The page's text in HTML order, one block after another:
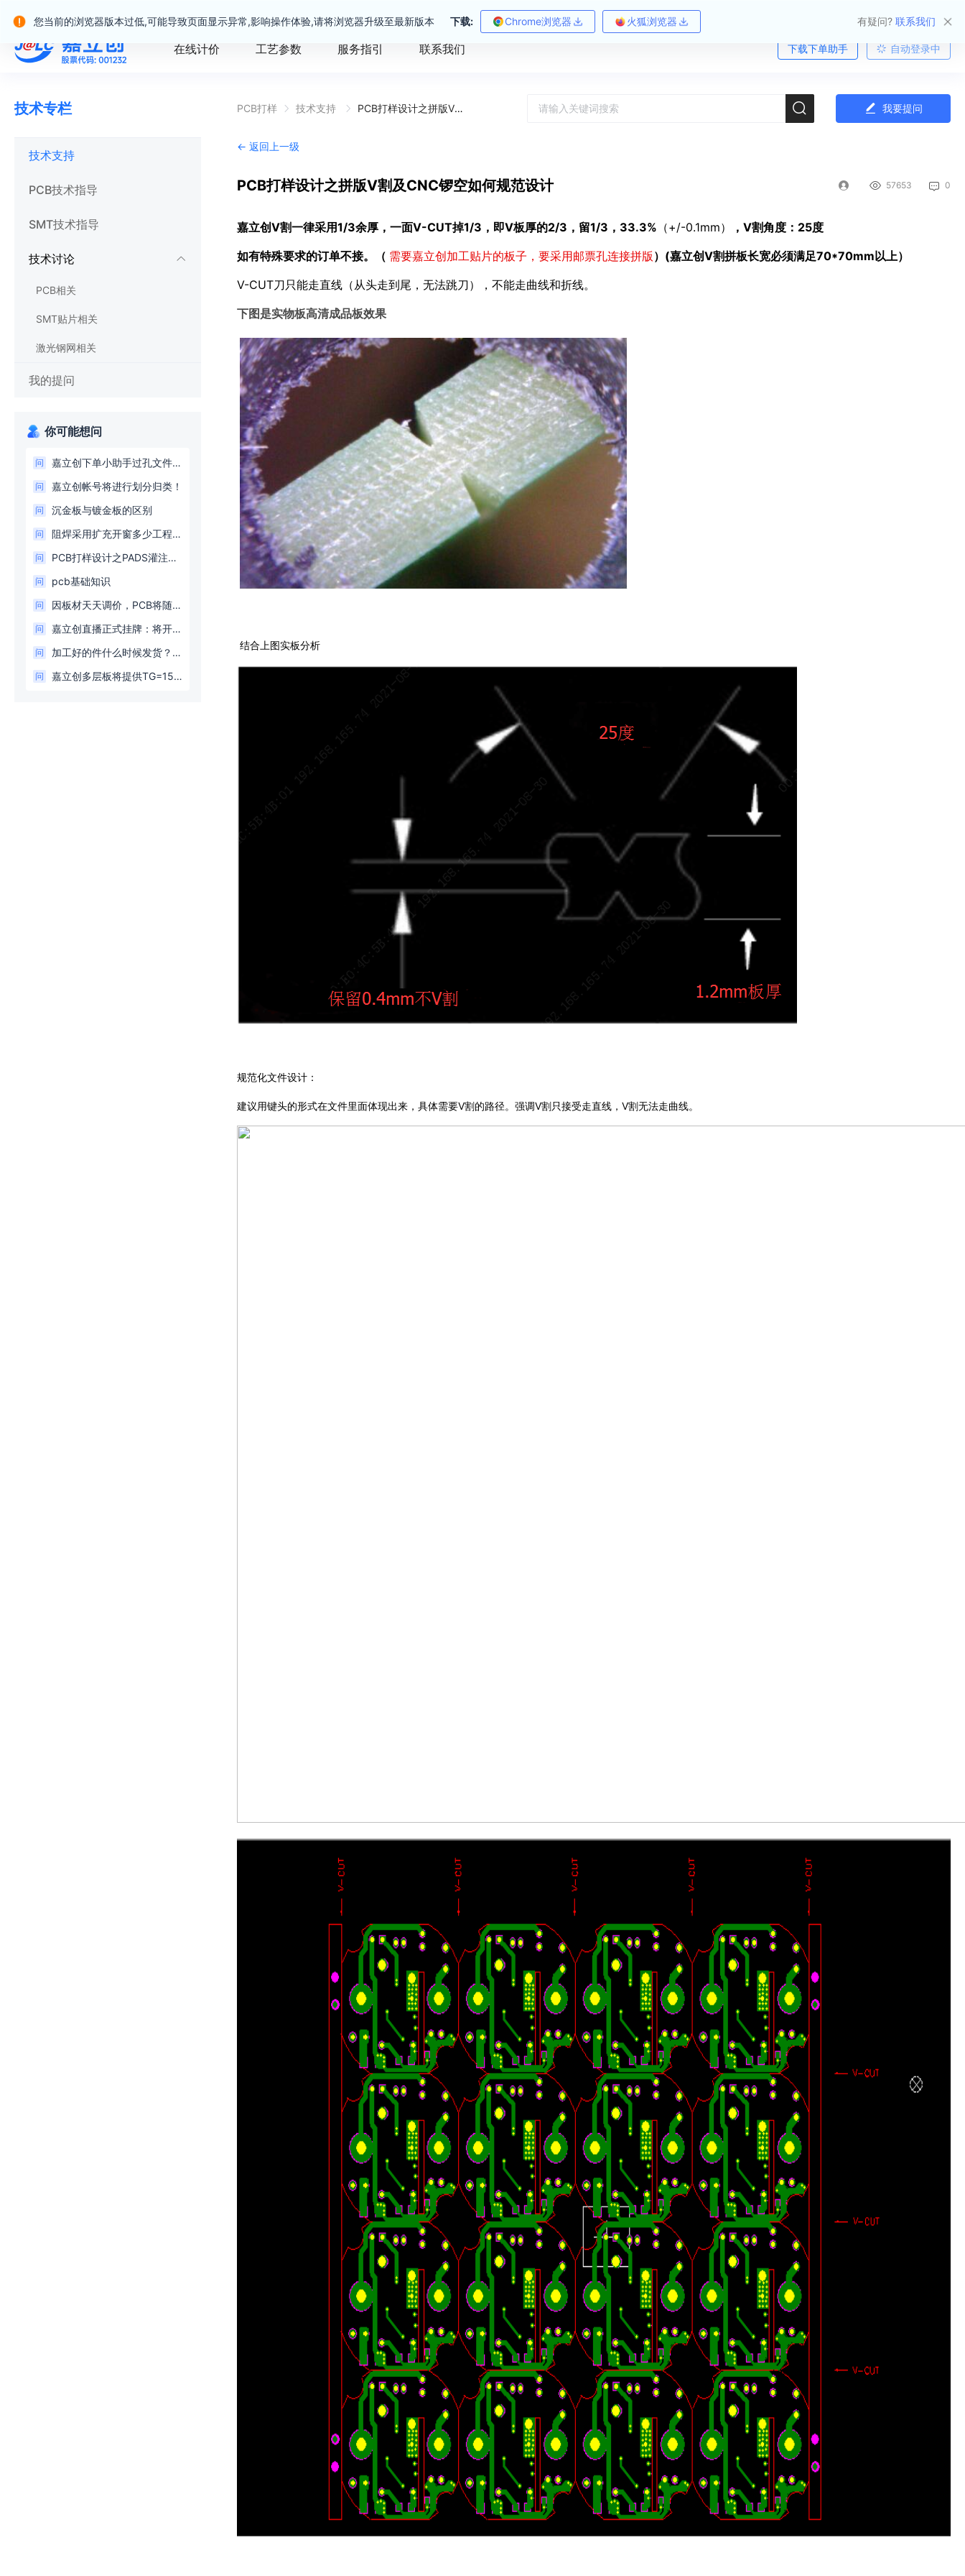
您当前的浏览器版本过低,可能导致页面显示异常,影响操作体验,请将浏览器升级至最新版本 下载: Chrome浏览器 火狐浏览器 有疑问? 联系我们
嘉立创产业服务站群
在线计价 工艺参数 服务指引 联系我们 下载下单助手 自动登录中
技术专栏
技术支持
PCB技术指导
SMT技术指导
技术讨论
PCB相关
SMT贴片相关
激光钢网相关
我的提问
你可能想问
问 嘉立创下单小助手过孔文件无法正常显示！
问 嘉立创帐号将进行划分归类！
问 沉金板与镀金板的区别
问 阻焊采用扩充开窗多少工程为了偷懒而买了单
问 PCB打样设计之PADS灌注（flood）和填充（hatch）正确用法
问 pcb基础知识
问 因板材天天调价，PCB将随板材价格及时调整，将不另行通知！
问 嘉立创直播正式挂牌：将开启工厂24小时直播模式！
问 加工好的件什么时候发货？交期什么时候恢复正常及其它事项，价格。。。。答案在这
问 嘉立创多层板将提供TG=155的板材服务！
PCB打样 技术支持 PCB打样设计之拼版V割及CNC锣空如何规范设计 我要提问
← 返回上一级
PCB打样设计之拼版V割及CNC锣空如何规范设计 57653 0
嘉立创V割一律采用1/3余厚，一面V-CUT掉1/3，即V板厚的2/3，留1/3，33.3% （+/-0.1mm）
，V割角度：25度
如有特殊要求的订单不接。（ 需要嘉立创加工贴片的板子，要采用邮票孔连接拼版 ）(嘉立创V割拼板长宽必须满足70*70mm以上）
V-CUT刀只能走直线（从头走到尾，无法跳刀），不能走曲线和折线。
下图是实物板高清成品板效果
结合上图实板分析
规范化文件设计：
建议用键头的形式在文件里面体现出来，具体需要V割的路径。强调V割只接受走直线，V割无法走曲线。